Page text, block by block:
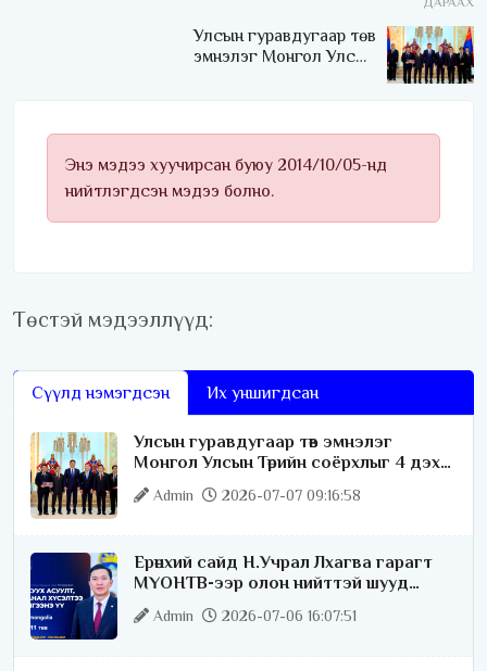
Улсын гуравдугаар төв
эмнэлэг Монгол Улсын
Энэ мэдээ хуучирсан буюу 2014/10/05-нд
нийтлэгдсэн мэдээ болно.
Төстэй мэдээллүүд:
Сүүлд нэмэгдсэн Их уншигдсан
Улсын гуравдугаар төв эмнэлэг
Монгол Улсын Төрийн соёрхлыг 4 дэх
удаагаа хүртлээ
Admin 2026-07-07 09:16:58
Ерөнхий сайд Н.Учрал Лхагва гарагт
МҮОНТВ-ээр олон нийттэй шууд
ярилцана
Admin 2026-07-06 16:07:51